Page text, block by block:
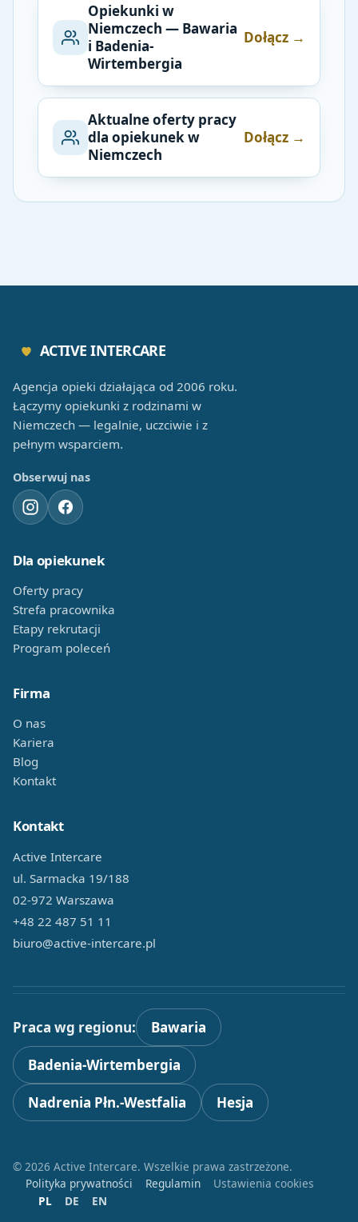
Opiekunki w
Niemczech — Bawaria
i Badenia-
Wirtembergia
Dołącz →
Aktualne oferty pracy
dla opiekunek w
Niemczech
Dołącz →
ACTIVE INTERCARE
Agencja opieki działająca od 2006 roku.
Łączymy opiekunki z rodzinami w
Niemczech — legalnie, uczciwie i z
pełnym wsparciem.
Obserwuj nas
Dla opiekunek
Oferty pracy
Strefa pracownika
Etapy rekrutacji
Program poleceń
Firma
O nas
Kariera
Blog
Kontakt
Kontakt
Active Intercare
ul. Sarmacka 19/188
02-972 Warszawa
+48 22 487 51 11
biuro@active-intercare.pl
Praca wg regionu: Bawaria
Badenia-Wirtembergia
Nadrenia Płn.-Westfalia Hesja
© 2026 Active Intercare. Wszelkie prawa zastrzeżone.
Polityka prywatności
Regulamin
Ustawienia cookies
PL
DE EN